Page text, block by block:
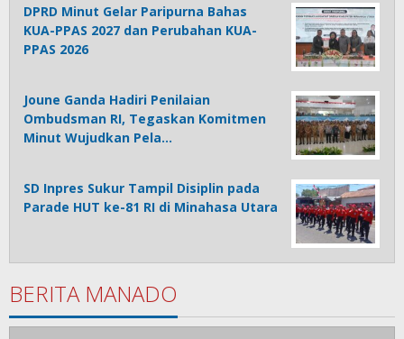
DPRD Minut Gelar Paripurna Bahas
KUA-PPAS 2027 dan Perubahan KUA-
PPAS 2026
Joune Ganda Hadiri Penilaian
Ombudsman RI, Tegaskan Komitmen
Minut Wujudkan Pela…
SD Inpres Sukur Tampil Disiplin pada
Parade HUT ke-81 RI di Minahasa Utara
BERITA MANADO